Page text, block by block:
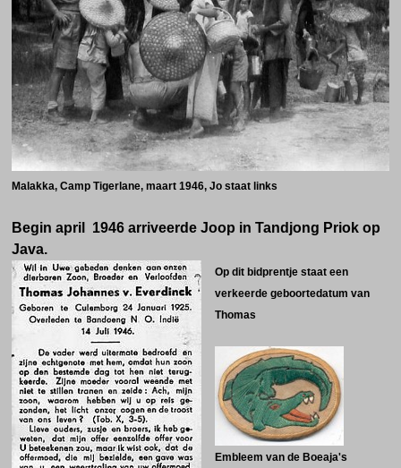
Malakka, Camp Tigerlane, maart 1946, Jo staat links
Begin april 1946 arriveerde Joop in Tandjong Priok op
Java.
Op dit bidprentje staat een
verkeerde geboortedatum van
Thomas
Embleem van de Boeaja's